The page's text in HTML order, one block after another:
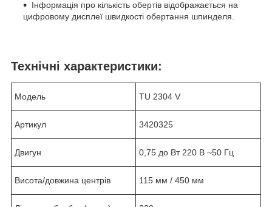
Інформація про кількість обертів відображається на
цифровому дисплеї швидкості обертання шпинделя.
Технічні характеристики:
Модель TU 2304 V
Артикул 3420325
Двигун 0,75 до Вт 220 В ~50 Гц
Висота/довжина центрів 115 мм / 450 мм